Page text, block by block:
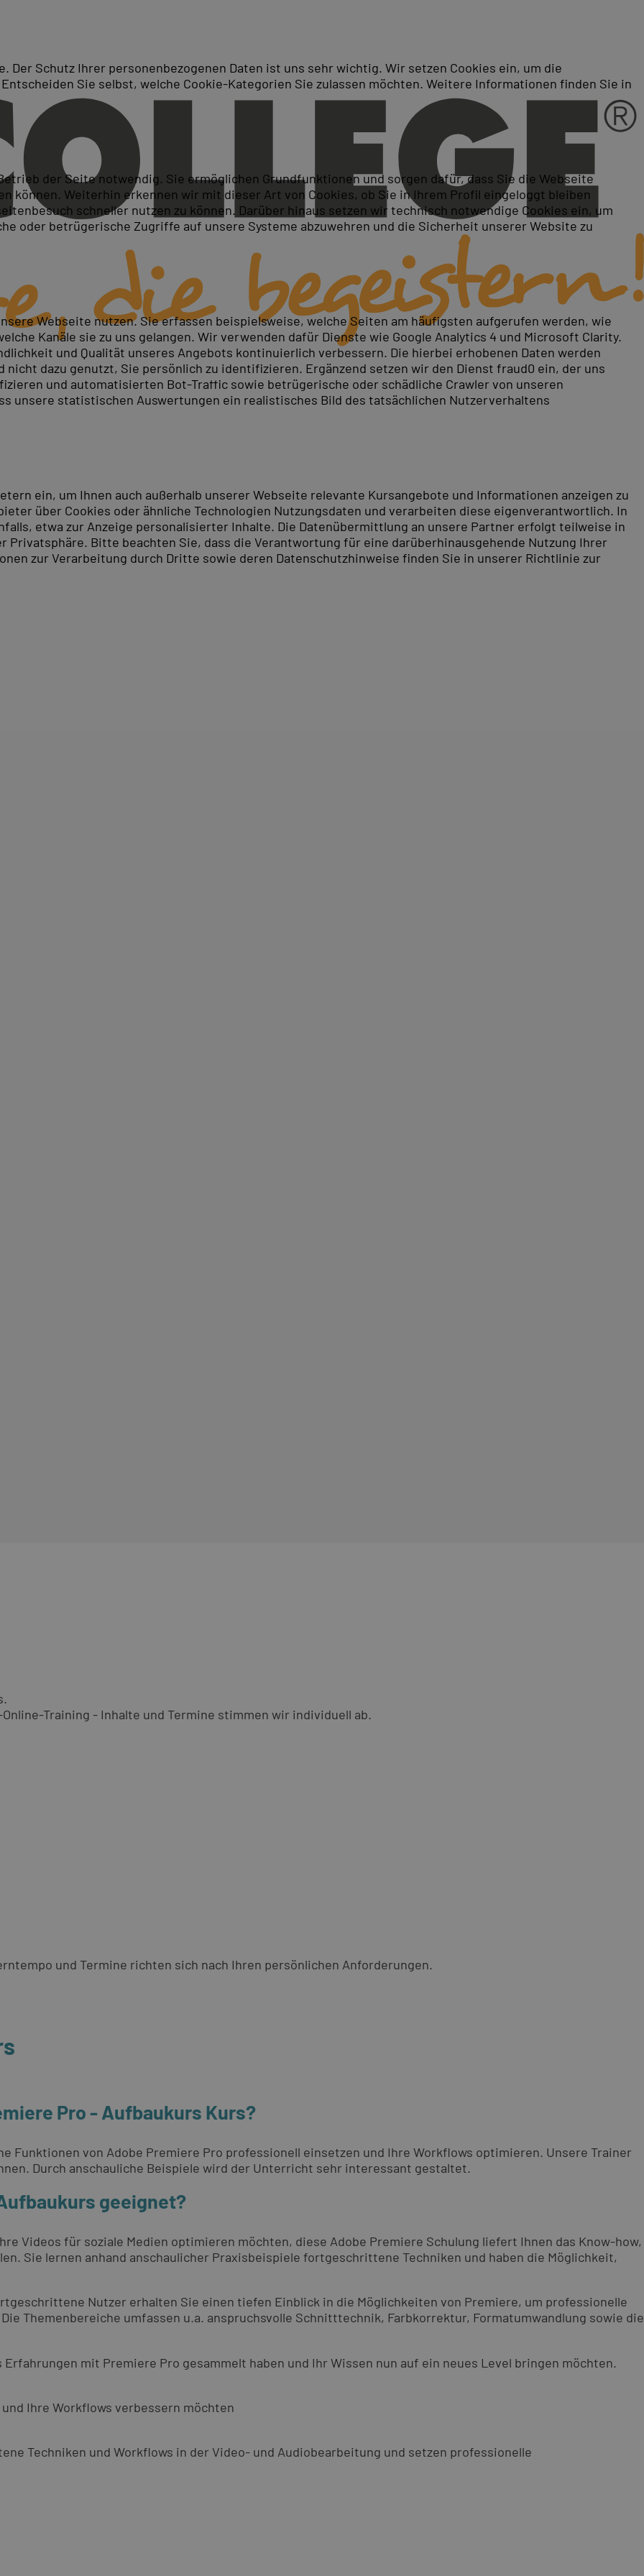
für Fortgeschrittene
einsetzen
produzieren
erstellen
– ideal für den Erfahrungsaustausch und neue Impulse.
Training - Inhalte und Termine stimmen wir individuell ab.
und Termine richten sich nach Ihren persönlichen Anforderungen.
Pro - Aufbaukurs Kurs?
Funktionen von Adobe Premiere Pro professionell einsetzen und Ihre Workflows optimieren. Unsere Trainer
Durch anschauliche Beispiele wird der Unterricht sehr interessant gestaltet.
geeignet?
Videos für soziale Medien optimieren möchten, diese Adobe Premiere Schulung liefert Ihnen das Know-how,
Sie lernen anhand anschaulicher Praxisbeispiele fortgeschrittene Techniken und haben die Möglichkeit,
Nutzer erhalten Sie einen tiefen Einblick in die Möglichkeiten von Premiere, um professionelle
Themenbereiche umfassen u.a. anspruchsvolle Schnitttechnik, Farbkorrektur, Formatumwandlung sowie die
mit Premiere Pro gesammelt haben und Ihr Wissen nun auf ein neues Level bringen möchten.
Ihre Workflows verbessern möchten
Techniken und Workflows in der Video- und Audiobearbeitung und setzen professionelle
Der Schutz Ihrer personenbezogenen Daten ist uns sehr wichtig. Wir setzen Cookies ein, um die
Sie selbst, welche Cookie-Kategorien Sie zulassen möchten. Weitere Informationen finden Sie in
der Seite notwendig. Sie ermöglichen Grundfunktionen und sorgen dafür, dass Sie die Webseite
können. Weiterhin erkennen wir mit dieser Art von Cookies, ob Sie in Ihrem Profil eingeloggt bleiben
schneller nutzen zu können. Darüber hinaus setzen wir technisch notwendige Cookies ein, um
oder betrügerische Zugriffe auf unsere Systeme abzuwehren und die Sicherheit unserer Website zu
Webseite nutzen. Sie erfassen beispielsweise, welche Seiten am häufigsten aufgerufen werden, wie
Kanäle sie zu uns gelangen. Wir verwenden dafür Dienste wie Google Analytics 4 und Microsoft Clarity.
und Qualität unseres Angebots kontinuierlich verbessern. Die hierbei erhobenen Daten werden
dazu genutzt, Sie persönlich zu identifizieren. Ergänzend setzen wir den Dienst fraud0 ein, der uns
und automatisierten Bot-Traffic sowie betrügerische oder schädliche Crawler von unseren
unsere statistischen Auswertungen ein realistisches Bild des tatsächlichen Nutzerverhaltens
ein, um Ihnen auch außerhalb unserer Webseite relevante Kursangebote und Informationen anzeigen zu
über Cookies oder ähnliche Technologien Nutzungsdaten und verarbeiten diese eigenverantwortlich. In
etwa zur Anzeige personalisierter Inhalte. Die Datenübermittlung an unsere Partner erfolgt teilweise in
Privatsphäre. Bitte beachten Sie, dass die Verantwortung für eine darüberhinausgehende Nutzung Ihrer
zur Verarbeitung durch Dritte sowie deren Datenschutzhinweise finden Sie in unserer Richtlinie zur